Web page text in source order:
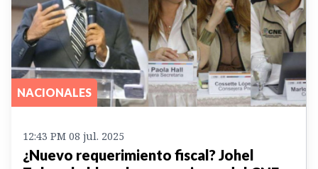
NACIONALES
12:43 PM 08 jul. 2025
¿Nuevo requerimiento fiscal? Johel